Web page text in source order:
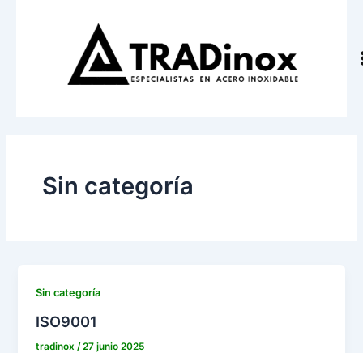
Sin categoría
Sin categoría
ISO9001
tradinox /27 junio 2025